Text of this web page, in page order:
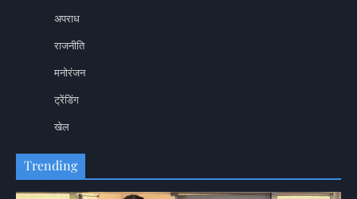
अपराध
राजनीति
मनोरंजन
ट्रेंडिंग
खेल
Trending